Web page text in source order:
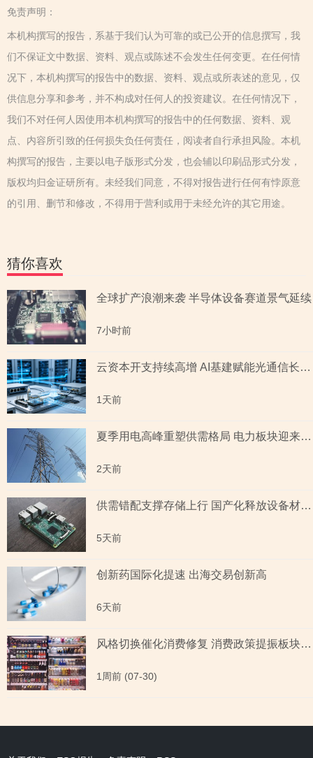
免责声明：
本机构撰写的报告，系基于我们认为可靠的或已公开的信息撰写，我
们不保证文中数据、资料、观点或陈述不会发生任何变更。在任何情
况下，本机构撰写的报告中的数据、资料、观点或所表述的意见，仅
供信息分享和参考，并不构成对任何人的投资建议。在任何情况下，
我们不对任何人因使用本机构撰写的报告中的任何数据、资料、观
点、内容所引致的任何损失负任何责任，阅读者自行承担风险。本机
构撰写的报告，主要以电子版形式分发，也会辅以印刷品形式分发，
版权均归金证研所有。未经我们同意，不得对报告进行任何有悖原意
的引用、删节和修改，不得用于营利或用于未经允许的其它用途。
猜你喜欢
全球扩产浪潮来袭 半导体设备赛道景气延续
7小时前
云资本开支持续高增 AI基建赋能光通信长期成长
1天前
夏季用电高峰重塑供需格局 电力板块迎来量价齐升
2天前
供需错配支撑存储上行 国产化释放设备材料红利
5天前
创新药国际化提速 出海交易创新高
6天前
风格切换催化消费修复 消费政策提振板块中长期信心
1周前 (07-30)